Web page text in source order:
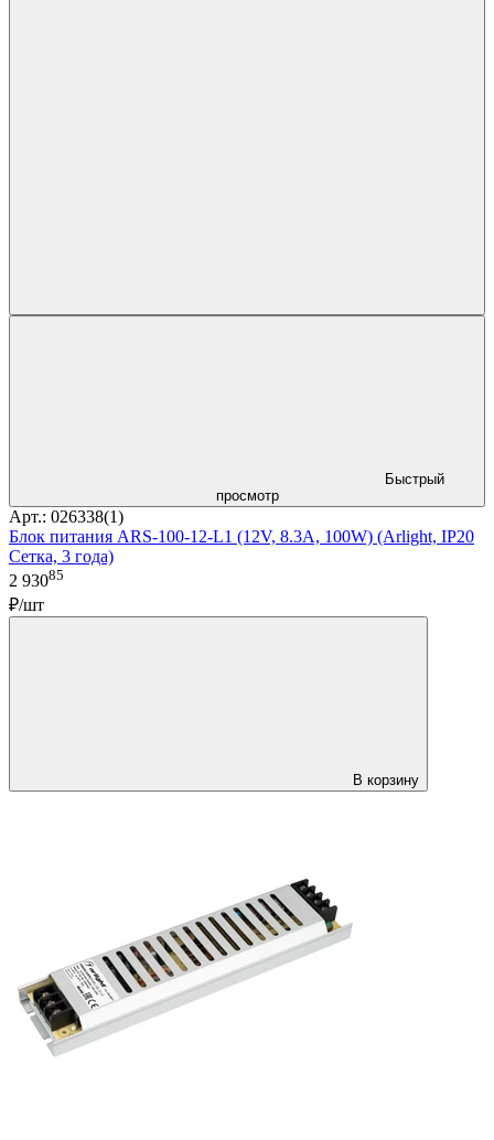
Быстрый
просмотр
Арт.: 026338(1)
Блок питания ARS-100-12-L1 (12V, 8.3A, 100W) (Arlight, IP20
Сетка, 3 года)
2 93085
₽/шт
В корзину